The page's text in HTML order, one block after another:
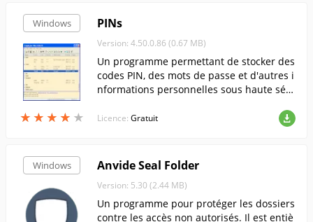
Windows
★ ★ ★ ★ ★
★ ★ ★ ★ ★
PINs
Version: 4.50.0.86 (0.67 MB)
Un programme permettant de stocker des
codes PIN, des mots de passe et d'autres i
nformations personnelles sous haute séc
Licence: Gratuit
Windows Anvide Seal Folder
Version: 5.30 (2.44 MB)
Un programme pour protéger les dossiers
contre les accès non autorisés. Il est entiè